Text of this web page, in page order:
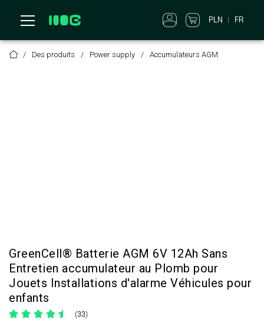
PLN FR
Des produits Power supply Accumulateurs AGM
GreenCell® Batterie AGM 6V 12Ah Sans
Entretien accumulateur au Plomb pour
Jouets Installations d'alarme Véhicules pour
enfants
(33)